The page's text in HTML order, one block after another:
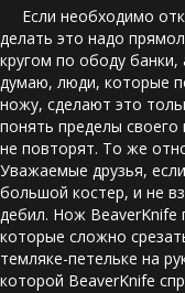
Если необходимо
делать это надо
кругом по ободу
думаю, люди, которые
ножу, сделают это
понять пределы
не повторят. То же
Уважаемые друзья,
большой костер, и не
дебил. Нож BeaverKnife
которые сложно
темляке-петельке на
которой BeaverKnife